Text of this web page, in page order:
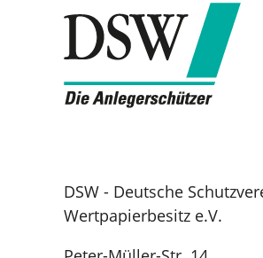
DSW - Deutsche
Wertpapierbesitz e.V.